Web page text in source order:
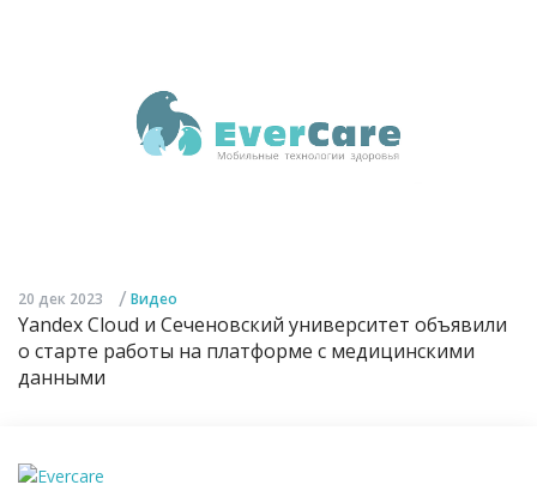
20 дек 2023 / Видео
Yandex Cloud и Сеченовский университет объявили
о старте работы на платформе с медицинскими
данными